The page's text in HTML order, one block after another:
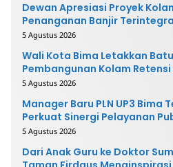
Dewan Apresiasi Proyek
Penanganan Banjir
5 Agustus 2026
Wali Kota Bima Letakkan
Pembangunan Kolam
5 Agustus 2026
Manager Baru PLN UP3 Bima
Perkuat Sinergi Pelayanan
5 Agustus 2026
Dari Anak Guru ke Doktor